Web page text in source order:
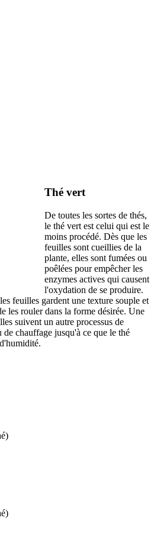
Thé vert
De toutes les sortes de thés,
le thé vert est celui qui est le
moins procédé. Dès que les
feuilles sont cueillies de la
plante, elles sont fumées ou
poêlées pour empêcher les
enzymes actives qui causent
l'oxydation de se produire.
feuilles gardent une texture souple et
les rouler dans la forme désirée. Une
suivent un autre processus de
de chauffage jusqu'à ce que le thé